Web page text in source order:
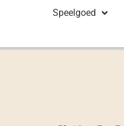
Speelgoed